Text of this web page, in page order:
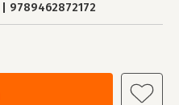
9789462872172